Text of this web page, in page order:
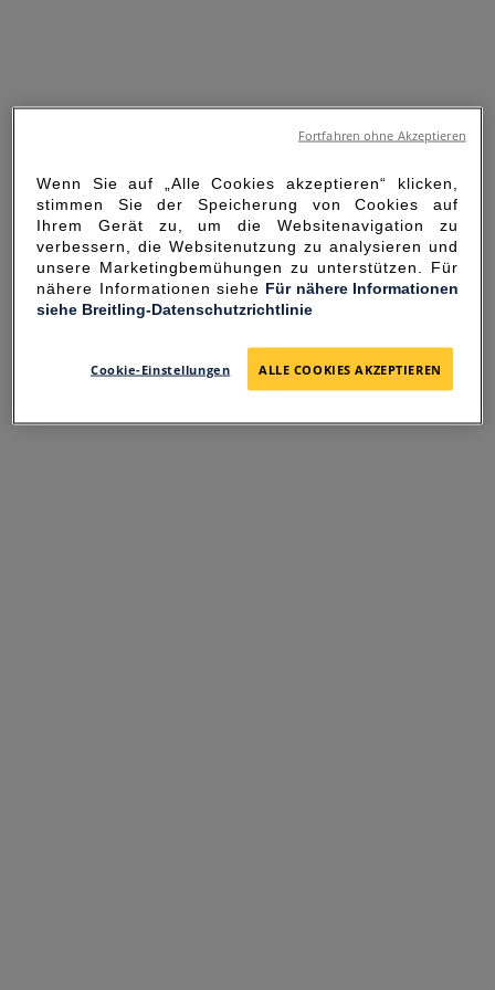
SORRY FOR THE
INCONVENIENCE
Wenn Sie auf „Alle Cookies akzeptieren“ klicken,
stimmen Sie der Speicherung von Cookies auf
Ihrem Gerät zu, um die Websitenavigation zu
verbessern, die Websitenutzung zu analysieren und
unsere Marketingbemühungen zu unterstützen. Für
nähere Informationen siehe Für nähere Informationen
siehe Breitling-Datenschutzrichtlinie
Cookie-Einstellungen ALLE COOKIES AKZEPTIEREN
Fortfahren ohne Akzeptieren